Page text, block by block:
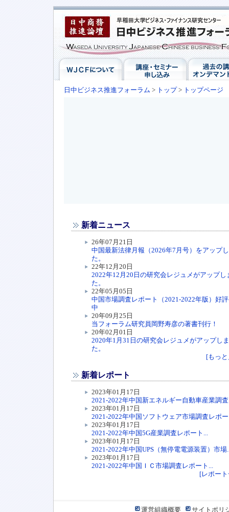
日中ビジネス推進フォーラム > トップ> トップページ
新着ニュース
26年07月21日
中国最新法律月報（2026年7月号）をアップ
た。
22年12月20日
2022年12月20日の研究会レジュメがアップし
た。
22年05月05日
中国市場調査レポート（2021-2022年版）好
中
20年09月25日
当フォーラム研究員岡野寿彦の著書刊行！
20年02月01日
2020年1月31日の研究会レジュメがアップし
た。
[もっ
新着レポート
2023年01月17日
2021-2022年中国新エネルギー自動車産業調
2023年01月17日
2021-2022年中国ソフトウェア市場調査レポ
2023年01月17日
2021-2022年中国5G産業調査レポート...
2023年01月17日
2021-2022年中国UPS（無停電電源装置）市場
2023年01月17日
2021-2022年中国ＩＣ市場調査レポート...
[レポー
運営組織概要 サイトポリ